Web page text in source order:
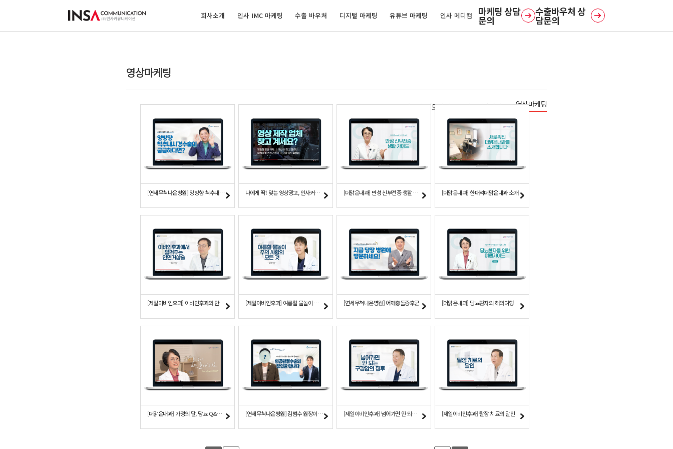
회사소개 인사 IMC 마케팅 수출 바우처 디지털 마케팅 유튜브 마케팅 인사 메디컴 문의 담문의
영상마케팅
웹사이트/모바일 디지털마케팅 영상마케팅
[연세무척나은병원] 양방향 척추내시경수술 나에게 딱! 맞는 영상광고, 인사커뮤니케이션 소개 영상 [더맑은내과] 만성 신부전증 생활 가이드 [더맑은내과] 한대석더맑은내과 소개
[제일이비인후과] 이비인후과의 안면거상술 [제일이비인후과] 여름철 물놀이 귓속 질환 [연세무척나은병원] 어깨충돌증후군 [더맑은내과] 당뇨환자의 해외여행
[더맑은내과] 가정의 달, 당뇨 Q&A 라디오 [연세무척나은병원] 김범수 원장이 간다 - 인공관절수술 [제일이비인후과] 넘어가면 안 되는 구강암의 징후 [제일이비인후과] 탈장 치료의 달인